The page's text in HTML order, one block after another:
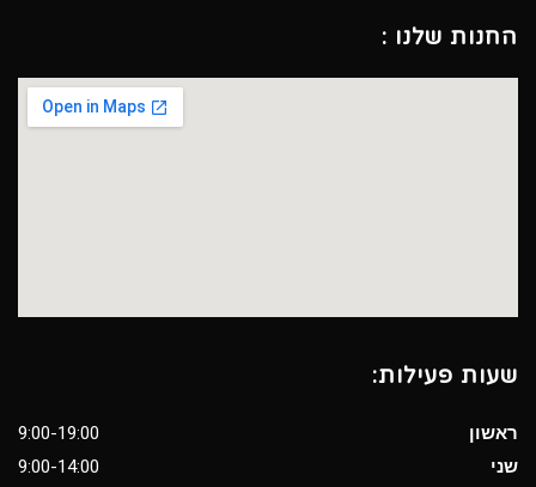
החנות שלנו :
שעות פעילות:
ראשון
9:00-19:00
שני
9:00-14:00